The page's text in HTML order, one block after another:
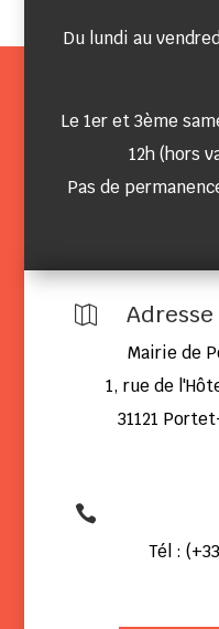
Du lundi au
Le 1er et 3ème
12h (hors
Pas de
 Adresse
Mairie de
1, rue de
31121

Tél :